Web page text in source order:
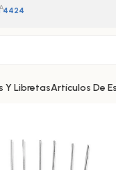
4424
Y LibretasArtículos De